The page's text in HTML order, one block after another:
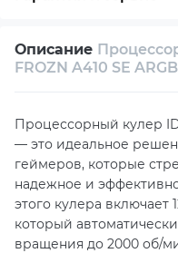
Собственный
Описание
FROZN A410 SE ARGB
Процессорный кулер
— это идеальное
геймеров, которые
надежное и
этого кулера включает
который
вращения до 2000 об/